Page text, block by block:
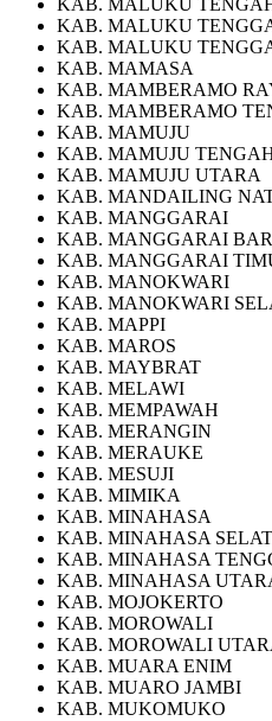
KAB. MALUKU
KAB. MALUKU
KAB. MAMASA
KAB. MAMBERAMO
KAB. MAMBERAMO
KAB. MAMUJU
KAB. MAMUJU
KAB. MAMUJU UTARA
KAB. MANDAILING
KAB. MANGGARAI
KAB. MANGGARAI
KAB. MANGGARAI
KAB. MANOKWARI
KAB. MANOKWARI
KAB. MAPPI
KAB. MAROS
KAB. MAYBRAT
KAB. MELAWI
KAB. MEMPAWAH
KAB. MERANGIN
KAB. MERAUKE
KAB. MESUJI
KAB. MIMIKA
KAB. MINAHASA
KAB. MINAHASA
KAB. MINAHASA
KAB. MINAHASA
KAB. MOJOKERTO
KAB. MOROWALI
KAB. MOROWALI
KAB. MUARA ENIM
KAB. MUARO JAMBI
KAB. MUKOMUKO